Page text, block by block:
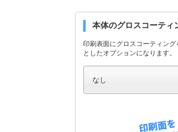
本体のグロスコーティ
印刷表面にグロスコーティン
としたオプションになります。